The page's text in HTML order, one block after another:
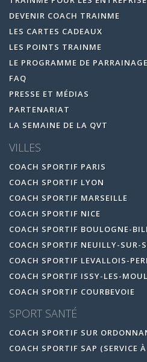
DEVENIR COACH TRAINME
LES CARTES CADEAUX
LES POINTS TRAINME
LE PROGRAMME DE PARRAINAGE
FAQ
PRESSE ET MÉDIAS
PARTENARIAT
LA SEMAINE DE LA QVT
VILLES
COACH SPORTIF PARIS
COACH SPORTIF LYON
COACH SPORTIF MARSEILLE
COACH SPORTIF NICE
COACH SPORTIF BOULOGNE-
COACH SPORTIF NEUILLY-SUR-
COACH SPORTIF LEVALLOIS-
COACH SPORTIF ISSY-LES-
COACH SPORTIF COURBEVOIE
SPORT SANTÉ
COACH SPORTIF SUR
COACH SPORTIF SAP (SERVICE